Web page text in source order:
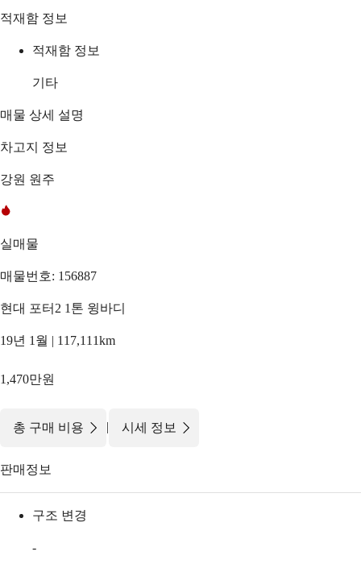
적재함 정보
적재함 정보
기타
매물 상세 설명
차고지 정보
강원 원주
실매물
매물번호: 156887
현대 포터2 1톤 윙바디
19년 1월 | 117,111km
1,470만원
총 구매 비용 | 시세 정보
판매정보
구조 변경
-